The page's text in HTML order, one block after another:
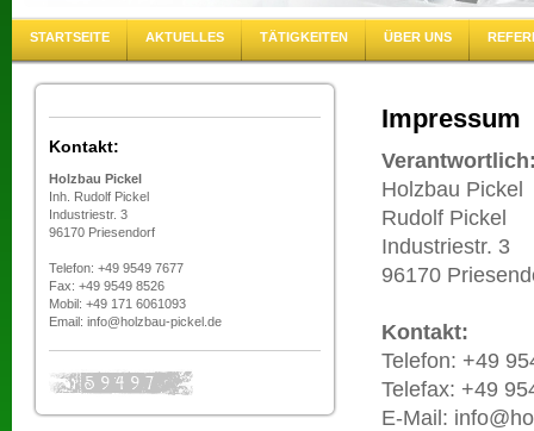
STARTSEITE AKTUELLES TÄTIGKEITEN ÜBER UNS
Kontakt:
Holzbau Pickel
Inh. Rudolf Pickel
Industriestr. 3
96170 Priesendorf
Telefon: +49 9549 7677
Fax: +49 9549 8526
Mobil: +49 171 6061093
Email: info@holzbau-pickel.de
Impressum
Holzbau Pickel
Rudolf Pickel
Industriestr. 3
96170
Kontakt:
Telefon: +49
Telefax: +49
E-Mail: